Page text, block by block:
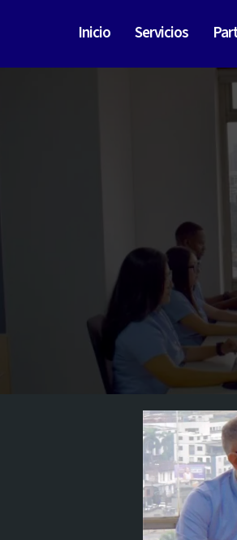
Inicio Servicios